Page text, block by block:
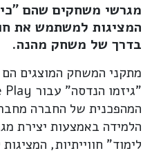
מגרשי משחקים שהם
המציגות למשתמש את
בדרך של משחק מהנה.
מתקני המשחק המוצגים
המהפכנית של החברה
הלמידה באמצעות יצירת
לימוד" חווייתיות,